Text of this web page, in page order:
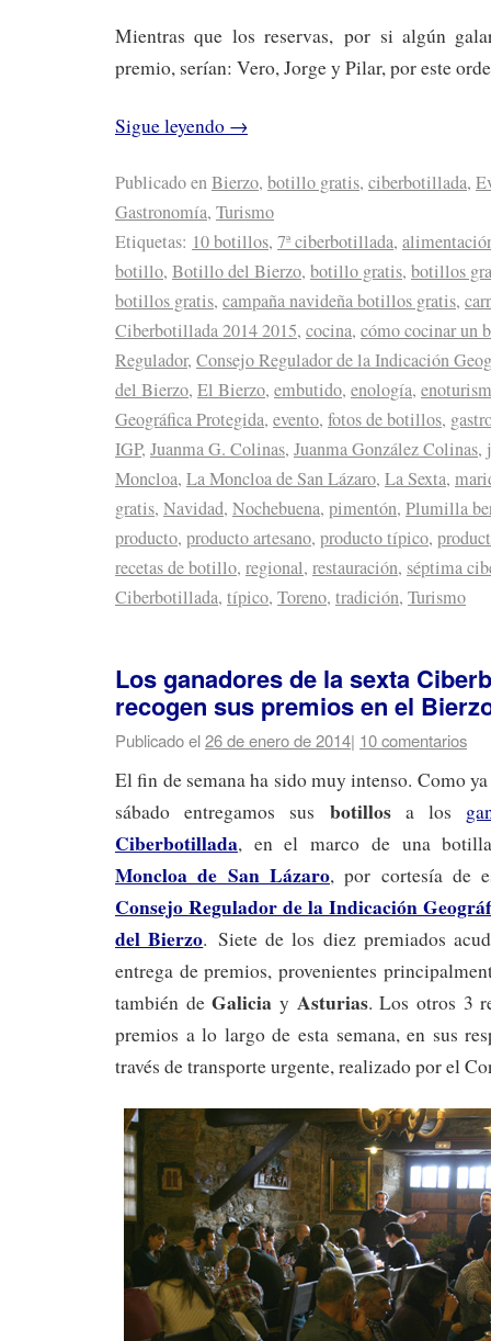
Mientras que los reservas, por si algún
premio, serían: Vero, Jorge y Pilar, por este
Sigue leyendo →
Publicado enBierzo, botillo gratis, ciberbotillada,
Gastronomía, Turismo
Etiquetas: 10 botillos, 7ª ciberbotillada,
botillo, Botillo del Bierzo, botillo gratis, botillos
botillos gratis, campaña navideña botillos gratis,
Ciberbotillada 2014 2015, cocina, cómo cocinar un
Regulador, Consejo Regulador de la Indicación
del Bierzo, El Bierzo, embutido, enología,
Geográfica Protegida, evento, fotos de botillos,
IGP, Juanma G. Colinas, Juanma González Colinas,
Moncloa, La Moncloa de San Lázaro, La Sexta,
gratis, Navidad, Nochebuena, pimentón, Plumilla
producto, producto artesano, producto típico,
recetas de botillo, regional, restauración, séptima
Ciberbotillada, típico, Toreno, tradición, Turismo
Los ganadores de la sexta
recogen sus premios en el
Publicado el26 de enero de 2014| 10 comentarios
El fin de semana ha sido muy intenso. Como
sábado entregamos susbotillos a los
Ciberbotillada, en el marco de una
Moncloa de San Lázaro, por cortesía de
Consejo Regulador de la Indicación
del Bierzo. Siete de los diez premiados
entrega de premios, provenientes
también deGalicia y Asturias. Los otros 3
premios a lo largo de esta semana, en sus
través de transporte urgente, realizado por el